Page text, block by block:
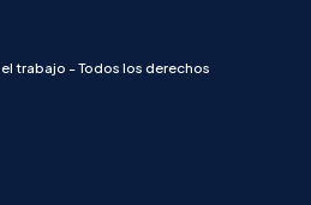
trabajo - Todos los derechos